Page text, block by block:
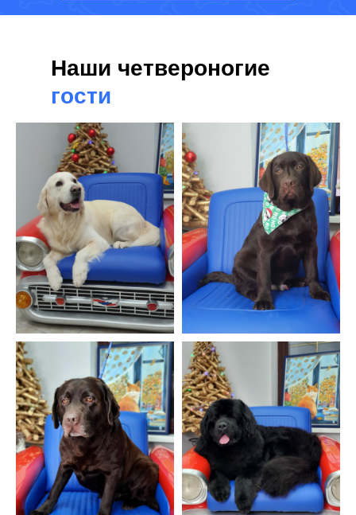
Наши четвероногие
гости